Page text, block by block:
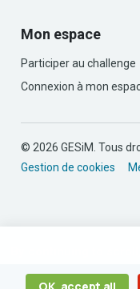
Mon espace
Participer au challenge
Connexion à mon
© 2026 GESiM. Tous
Gestion de cookies